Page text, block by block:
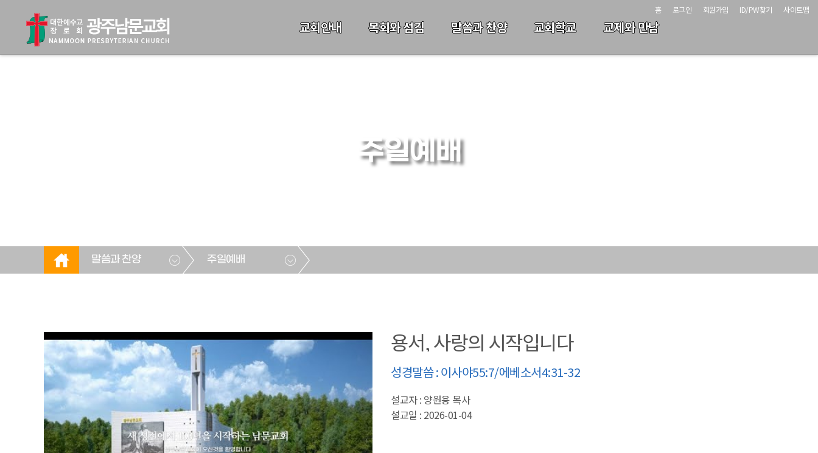
교회안내 목회와 섬김 말씀과 찬양 교회학교 교제와 만남
홈 로그인 회원가입 ID/PW찾기 사이트맵
주일예배
말씀과 찬양 주일예배
용서, 사랑의 시작입니다
성경말씀 : 이사야55:7/에베소서4:31-32
설교자 : 양원용 목사
설교일 : 2026-01-04